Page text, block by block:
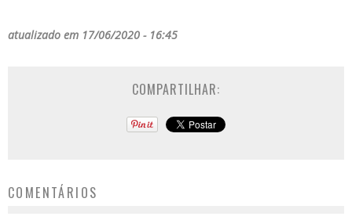
atualizado em 17/06/2020 - 16:45
COMPARTILHAR:
COMENTÁRIOS